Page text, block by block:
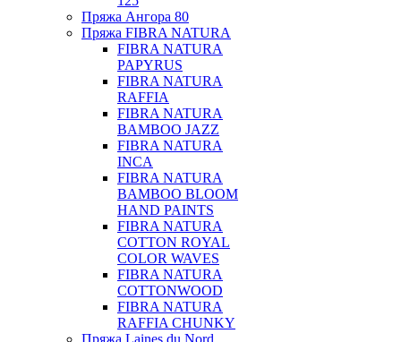
Пряжа Ангора 80
Пряжа FIBRA NATURA
FIBRA NATURA
PAPYRUS
FIBRA NATURA
RAFFIA
FIBRA NATURA
BAMBOO JAZZ
FIBRA NATURA
INCA
FIBRA NATURA
BAMBOO BLOOM
HAND PAINTS
FIBRA NATURA
COTTON ROYAL
COLOR WAVES
FIBRA NATURA
COTTONWOOD
FIBRA NATURA
RAFFIA CHUNKY
Пряжа Laines du Nord